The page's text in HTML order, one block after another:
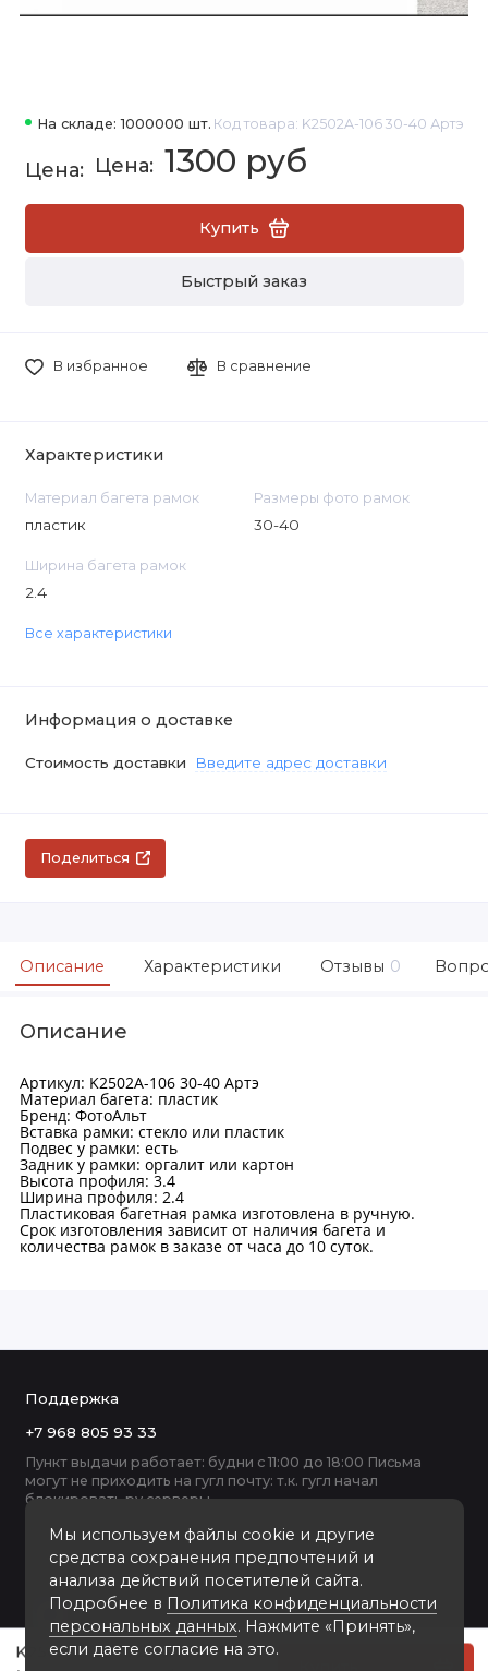
K2502A-106 пластиковая рамка 30-40
На складе: 1000000 шт. Код товара: K2502A-106 30-40 Артэ
1300 руб
Купить
Быстрый заказ
В избранное В сравнение
Характеристики
Материал багета рамок
пластик
Размеры фото рамок
30-40
Ширина багета рамок
2.4
Все характеристики
Информация о доставке
Стоимость доставки Введите адрес доставки
Поделиться
Описание Характеристики Отзывы 0
Описание
Артикул: K2502A-106 30-40 Артэ
Материал багета: пластик
Бренд: ФотоАльт
Вставка рамки: стекло или пластик
Подвес у рамки: есть
Задник у рамки: оргалит или картон
Высота профиля: 3.4
Ширина профиля: 2.4
Пластиковая багетная рамка изготовлена в ручную.
Срок изготовления зависит от наличия багета и
количества рамок в заказе от часа до 10 суток.
Мы используем файлы cookie и другие
средства сохранения предпочтений и
анализа действий посетителей сайта.
Подробнее в Политика конфиденциальности
персональных данных. Нажмите «Принять»,
если даете согласие на это.
Поддержка
+7 968 805 93 33
Пункт выдачи работает: будни с 11:00 до 18:00 Письма
могут не приходить на гугл почту: т.к. гугл начал
блокировать ру серверы